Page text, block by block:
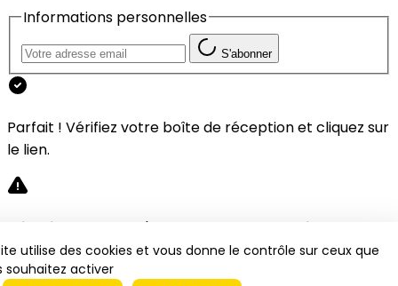
Informations personnelles
S'abonner
Parfait ! Vérifiez votre boîte de réception et cliquez sur
le lien.
Désolé, une erreur s'est produite. Veuillez réessayer.
Fermer
utilise des cookies et vous donne le contrôle sur ceux que
souhaitez activer